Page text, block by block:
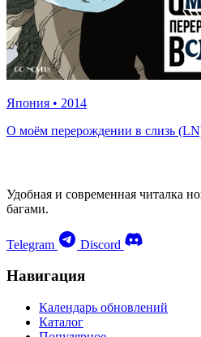
Япония • 2014
О моём перерождении в слизь
Удобная и современная читалка
багами.
Telegram Discord
Навигация
Календарь обновлений
Каталог